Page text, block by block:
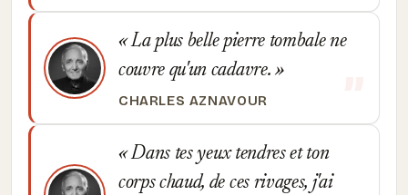
La plus belle pierre tombale ne
couvre qu'un cadavre.
CHARLES AZNAVOUR
Dans tes yeux tendres et ton
corps chaud, de ces rivages, j'ai